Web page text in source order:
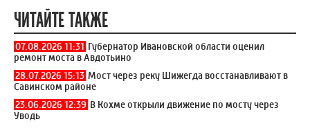
ЧИТАЙТЕ ТАКЖЕ
07.08.2026 11:31 Губернатор Ивановской области оценил
ремонт моста в Авдотьино
28.07.2026 15:13 Мост через реку Шижегда восстанавливают в
Савинском районе
23.06.2026 12:39 В Кохме открыли движение по мосту через
Уводь